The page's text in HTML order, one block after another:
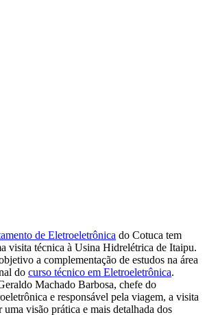
de Eletroeletrônica do Cotuca tem
visita técnica à Usina Hidrelétrica de Itaipu.
a complementação de estudos na área
do curso técnico em Eletroeletrônica.
Machado Barbosa, chefe do
e responsável pela viagem, a visita
visão prática e mais detalhada dos